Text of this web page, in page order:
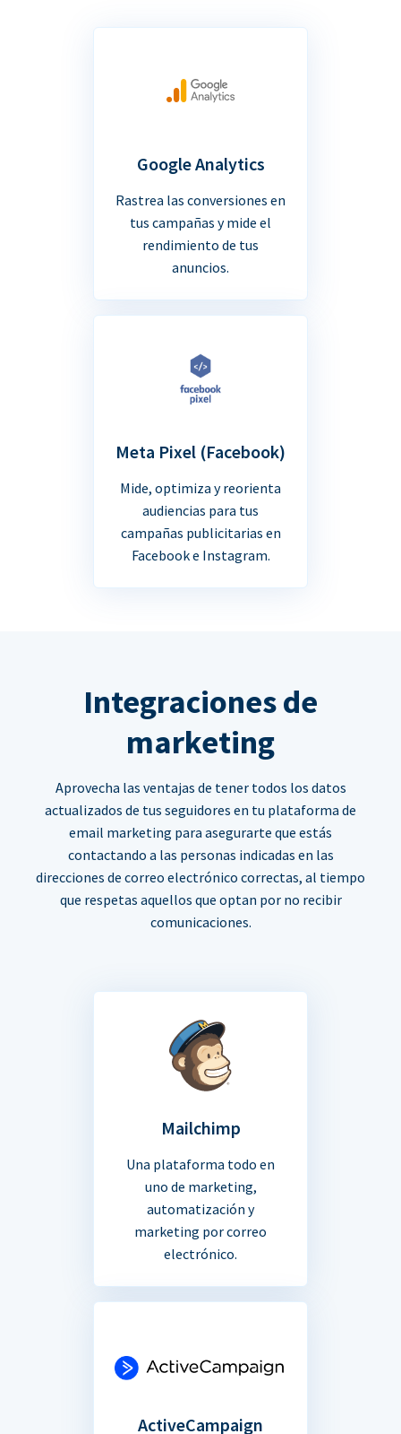
Google Analytics
Rastrea las conversiones en
tus campañas y mide el
rendimiento de tus
anuncios.
Meta Pixel (Facebook)
Mide, optimiza y reorienta
audiencias para tus
campañas publicitarias en
Facebook e Instagram.
Integraciones de
marketing
Aprovecha las ventajas de tener todos los datos
actualizados de tus seguidores en tu plataforma de
email marketing para asegurarte que estás
contactando a las personas indicadas en las
direcciones de correo electrónico correctas, al tiempo
que respetas aquellos que optan por no recibir
comunicaciones.
Mailchimp
Una plataforma todo en
uno de marketing,
automatización y
marketing por correo
electrónico.
ActiveCampaign